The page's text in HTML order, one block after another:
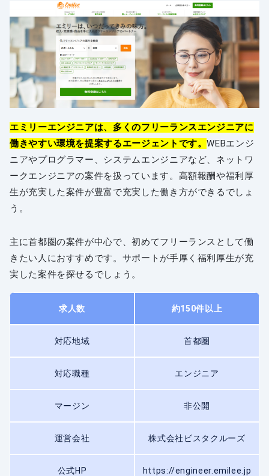
エミリーエンジニアは、多くのフリーランスエンジニアに
働きやすい環境を提案するエージェントです。WEBエンジ
ニアやプログラマー、システムエンジニアなど、ネットワ
ークエンジニアの案件を扱っています。高額報酬や福利厚
生が充実した案件が豊富で充実した働き方ができるでしょ
う。
主に首都圏の案件が中心で、初めてフリーランスとして働
きたい人におすすめです。サポートが手厚く福利厚生が充
実した案件を探せるでしょう。
求人数 約150件以上
対応地域 首都圏
対応職種 エンジニア
マージン 非公開
運営会社 株式会社ビスタクルーズ
公式HP https://engineer.emilee.jp